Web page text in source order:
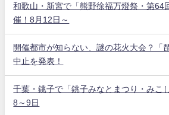
和歌山・新宮で「熊野徐福万燈祭・第64
催！8月12日～
開催都市が知らない、謎の花火大会？「
中止を発表！
千葉・銚子で「銚子みなとまつり・みこ
8～9日